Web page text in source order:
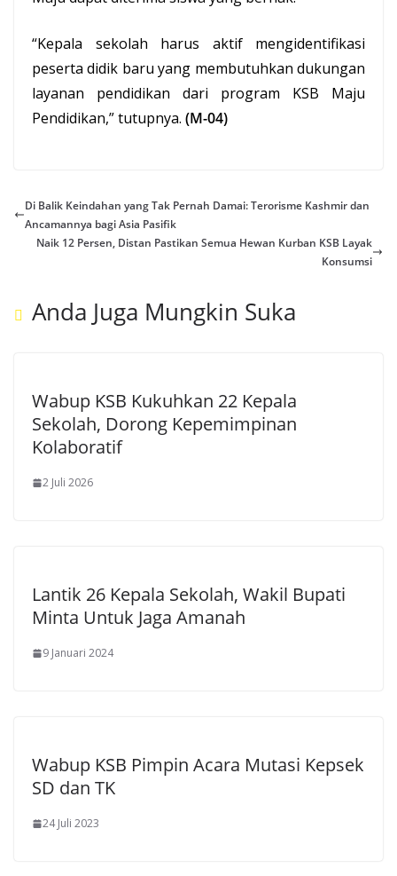
“Kepala sekolah harus aktif mengidentifikasi
peserta didik baru yang membutuhkan dukungan
layanan pendidikan dari program KSB Maju
Pendidikan,” tutupnya. (M-04)
Di Balik Keindahan yang Tak Pernah Damai: Terorisme Kashmir dan
Ancamannya bagi Asia Pasifik
Naik 12 Persen, Distan Pastikan Semua Hewan Kurban KSB Layak
Konsumsi
Anda Juga Mungkin Suka
Wabup KSB Kukuhkan 22 Kepala
Sekolah, Dorong Kepemimpinan
Kolaboratif
2 Juli 2026
Lantik 26 Kepala Sekolah, Wakil Bupati
Minta Untuk Jaga Amanah
9 Januari 2024
Wabup KSB Pimpin Acara Mutasi Kepsek
SD dan TK
24 Juli 2023